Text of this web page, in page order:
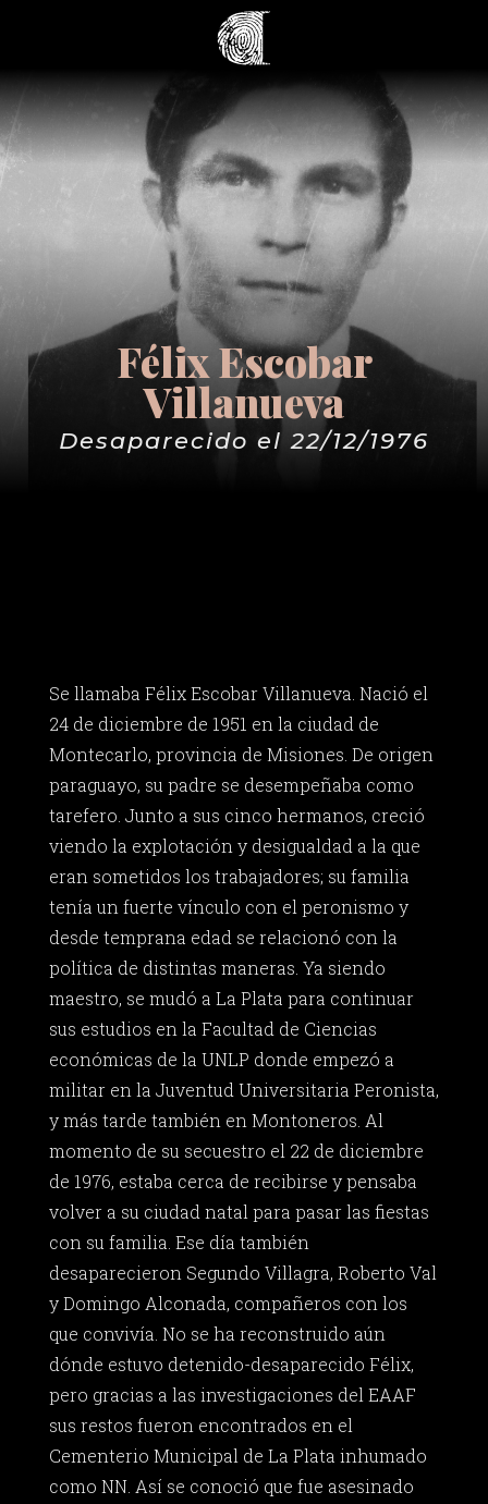
Félix Escobar
Villanueva
Desaparecido el 22/12/1976
Se llamaba Félix Escobar Villanueva. Nació el
24 de diciembre de 1951 en la ciudad de
Montecarlo, provincia de Misiones. De origen
paraguayo, su padre se desempeñaba como
tarefero. Junto a sus cinco hermanos, creció
viendo la explotación y desigualdad a la que
eran sometidos los trabajadores; su familia
tenía un fuerte vínculo con el peronismo y
desde temprana edad se relacionó con la
política de distintas maneras. Ya siendo
maestro, se mudó a La Plata para continuar
sus estudios en la Facultad de Ciencias
económicas de la UNLP donde empezó a
militar en la Juventud Universitaria Peronista,
y más tarde también en Montoneros. Al
momento de su secuestro el 22 de diciembre
de 1976, estaba cerca de recibirse y pensaba
volver a su ciudad natal para pasar las fiestas
con su familia. Ese día también
desaparecieron Segundo Villagra, Roberto Val
y Domingo Alconada, compañeros con los
que convivía. No se ha reconstruido aún
dónde estuvo detenido-desaparecido Félix,
pero gracias a las investigaciones del EAAF
sus restos fueron encontrados en el
Cementerio Municipal de La Plata inhumado
como NN. Así se conoció que fue asesinado